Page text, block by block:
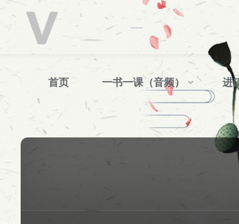
转
首页 一书一课（音频） 进